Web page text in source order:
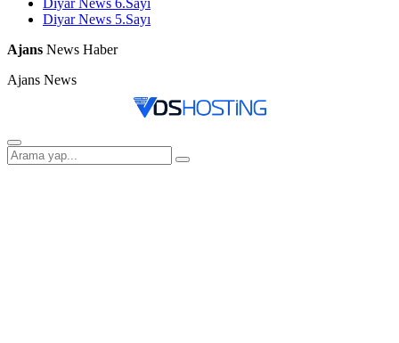
Diyar News 6.Sayı
Diyar News 5.Sayı
Ajans News Haber
Ajans News